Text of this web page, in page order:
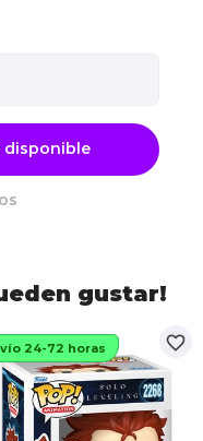
disponible
gustar!
favorite_border
24-72 horas